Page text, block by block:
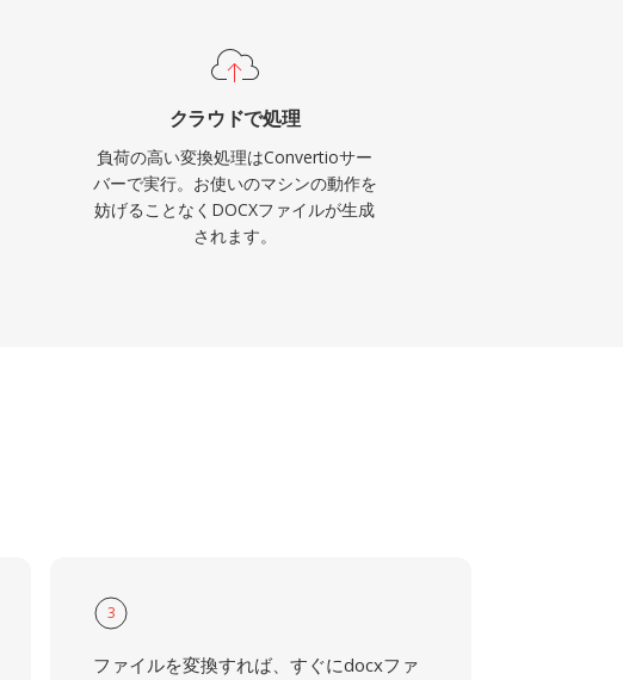
クラウドで処理
負荷の高い変換処理はConvertioサー
バーで実行。お使いのマシンの動作を
妨げることなくDOCXファイルが生成
されます。
3
ファイルを変換すれば、すぐにdocxファ